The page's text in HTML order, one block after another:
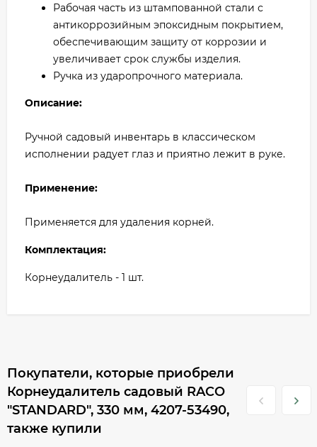
Рабочая часть из штампованной стали с
антикоррозийным эпоксидным покрытием,
обеспечивающим защиту от коррозии и
увеличивает срок службы изделия.
Ручка из ударопрочного материала.
Описание:
Ручной садовый инвентарь в классическом
исполнении радует глаз и приятно лежит в руке.
Применение:
Применяется для удаления корней.
Комплектация:
Корнеудалитель - 1 шт.
Покупатели, которые приобрели
Корнеудалитель садовый RACO
"STANDARD", 330 мм, 4207-53490,
также купили